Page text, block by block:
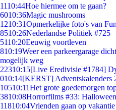
1110:44Hoe hiermee om te gaan?
6010:36Magic mushrooms
1210:31Opmerkelijke foto's van
8510:26Nederlandse Politiek #725
5110:20Eeuwig voortleven
810:19Weer een parkeergarage
mogelijk weg
22310:15[Live Eredivisie #1784]
010:14[KERST] Adventskalenders
10510:11Het grote goedemorgen
3810:08Horrorfilms #33: Halloween
11810:04Vrienden gaan op